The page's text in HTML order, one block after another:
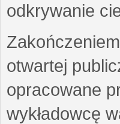
odkrywanie
otwartej
opracowane
wykładowcę